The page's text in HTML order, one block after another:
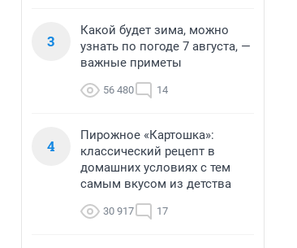
3
Какой будет зима, можно
узнать по погоде 7 августа, —
важные приметы
56 480 14
4
Пирожное «Картошка»:
классический рецепт в
домашних условиях с тем
самым вкусом из детства
30 917 17